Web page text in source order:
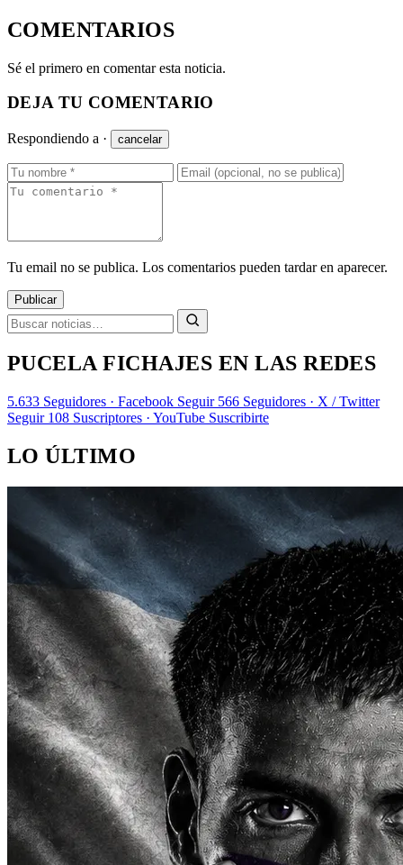
COMENTARIOS
Sé el primero en comentar esta noticia.
DEJA TU COMENTARIO
Respondiendo a · cancelar
Tu email no se publica. Los comentarios pueden tardar en aparecer.
Publicar
PUCELA FICHAJES EN LAS REDES
5.633 Seguidores · Facebook Seguir 566 Seguidores · X / Twitter
Seguir 108 Suscriptores · YouTube Suscribirte
LO ÚLTIMO